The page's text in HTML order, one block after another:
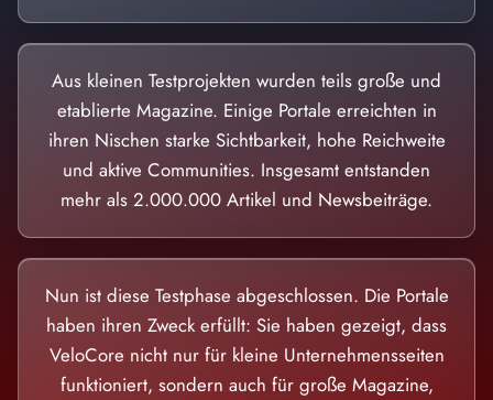
Aus kleinen Testprojekten wurden teils große und
etablierte Magazine. Einige Portale erreichten in
ihren Nischen starke Sichtbarkeit, hohe Reichweite
und aktive Communities. Insgesamt entstanden
mehr als 2.000.000 Artikel und Newsbeiträge.
Nun ist diese Testphase abgeschlossen. Die Portale
haben ihren Zweck erfüllt: Sie haben gezeigt, dass
VeloCore nicht nur für kleine Unternehmensseiten
funktioniert, sondern auch für große Magazine,